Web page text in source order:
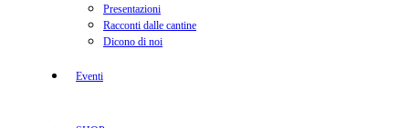
Presentazioni
Racconti dalle cantine
Dicono di noi
Eventi